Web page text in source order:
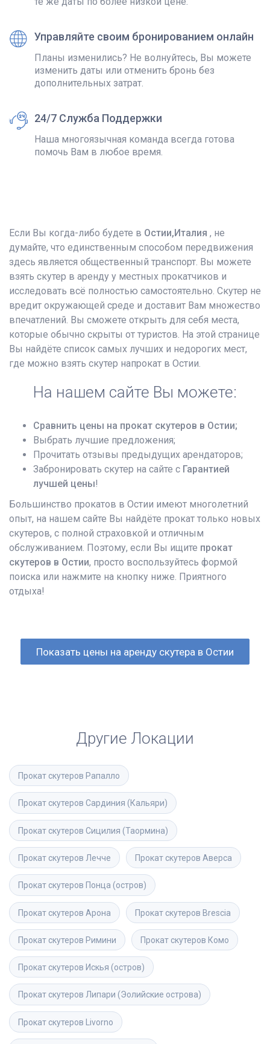
Управляйте своим бронированием онлайн
Планы изменились? Не волнуйтесь, Вы можете
изменить даты или отменить бронь без
дополнительных затрат.
24/7 Служба Поддержки
Наша многоязычная команда всегда готова
помочь Вам в любое время.
Если Вы когда-либо будете в Остии,Италия , не
думайте, что единственным способом передвижения
здесь является общественный транспорт. Вы можете
взять скутер в аренду у местных прокатчиков и
исследовать всё полностью самостоятельно. Скутер не
вредит окружающей среде и доставит Вам множество
впечатлений. Вы сможете открыть для себя места,
которые обычно скрыты от туристов. На этой странице
Вы найдёте список самых лучших и недорогих мест,
где можно взять скутер напрокат в Остии.
На нашем сайте Вы можете:
Сравнить цены на прокат скутеров в Остии;
Выбрать лучшие предложения;
Прочитать отзывы предыдущих арендаторов;
Забронировать скутер на сайте с Гарантией
лучшей цены!
Большинство прокатов в Остии имеют многолетний
опыт, на нашем сайте Вы найдёте прокат только новых
скутеров, с полной страховкой и отличным
обслуживанием. Поэтому, если Вы ищите прокат
скутеров в Остии, просто воспользуйтесь формой
поиска или нажмите на кнопку ниже. Приятного
отдыха!
Показать цены на аренду скутера в Остии
Другие Локации
Прокат скутеров Рапалло
Прокат скутеров Сардиния (Кальяри)
Прокат скутеров Сицилия (Таормина)
Прокат скутеров Лечче Прокат скутеров Аверса
Прокат скутеров Понца (остров)
Прокат скутеров Арона Прокат скутеров Brescia
Прокат скутеров Римини Прокат скутеров Комо
Прокат скутеров Искья (остров)
Прокат скутеров Липари (Эолийские острова)
Прокат скутеров Livorno